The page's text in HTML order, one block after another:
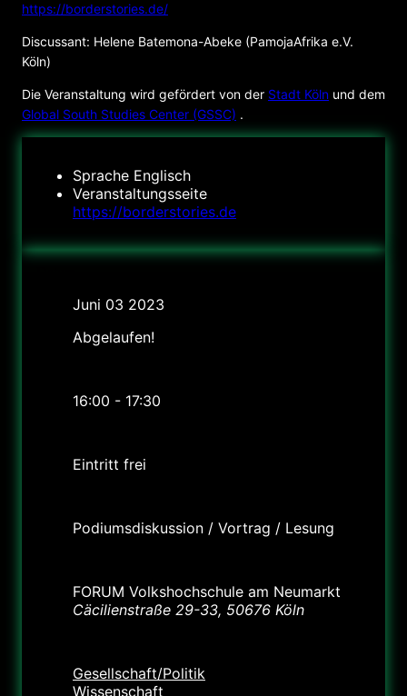
https://borderstories.de/
Discussant: Helene Batemona-Abeke (PamojaAfrika e.V.
Köln)
Die Veranstaltung wird gefördert von der Stadt Köln und dem
Global South Studies Center (GSSC) .
Sprache Englisch
Veranstaltungsseite
https://borderstories.de
Juni 03 2023
Abgelaufen!
16:00 - 17:30
Eintritt frei
Podiumsdiskussion / Vortrag / Lesung
FORUM Volkshochschule am Neumarkt
Cäcilienstraße 29-33, 50676 Köln
Gesellschaft/Politik
Wissenschaft